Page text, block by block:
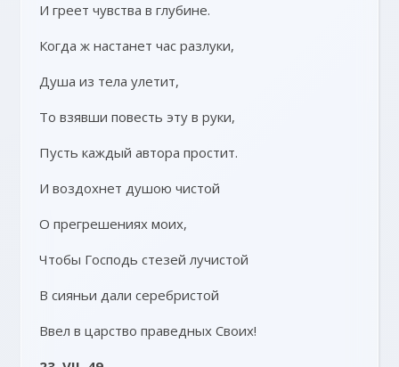
И греет чувства в глубине.
Когда ж настанет час разлуки,
Душа из тела улетит,
То взявши повесть эту в руки,
Пусть каждый автора простит.
И воздохнет душою чистой
О прегрешениях моих,
Чтобы Господь стезей лучистой
В сияньи дали серебристой
Ввел в царство праведных Своих!